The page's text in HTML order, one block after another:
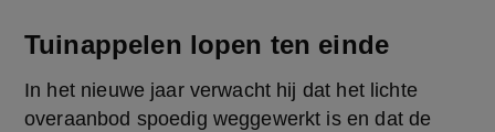
Tuinappelen lopen ten einde
In het nieuwe jaar verwacht hij dat het lichte
overaanbod spoedig weggewerkt is en dat de